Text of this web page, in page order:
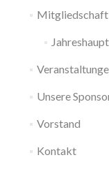
Mitgliedschaft
Unsere
Vorstand
Kontakt